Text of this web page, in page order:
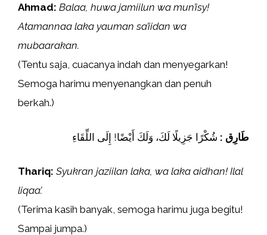
Ahmad: Balaa, huwa jamiilun wa mun’isy!
Atamannaa laka yauman sa’iidan wa
mubaarakan.
(Tentu saja, cuacanya indah dan menyegarkan!
Semoga harimu menyenangkan dan penuh
berkah.)
طَارِق : شُكْرًا جَزِيلًا لَكَ، وَلَكَ أَيْضًا! إِلَى اللِّقَاءِ
Thariq: Syukran jaziilan laka, wa laka aidhan! Ilal
liqaa’.
(Terima kasih banyak, semoga harimu juga begitu!
Sampai jumpa.)